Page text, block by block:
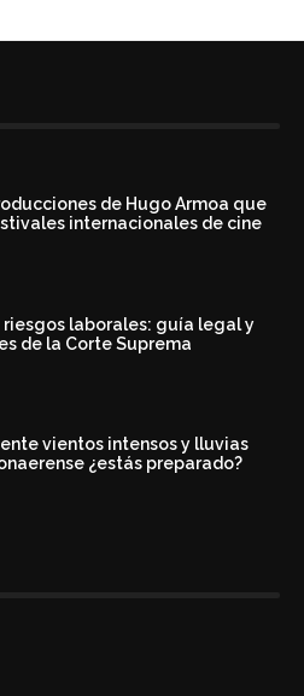
de Hugo Armoa que
internacionales de cine
laborales: guía legal y
de la Corte Suprema
vientos intensos y lluvias
¿estás preparado?